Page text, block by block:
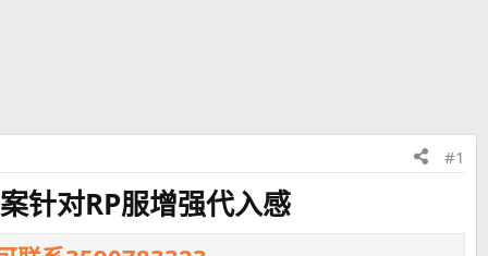
#1
针对RP服增强代入感